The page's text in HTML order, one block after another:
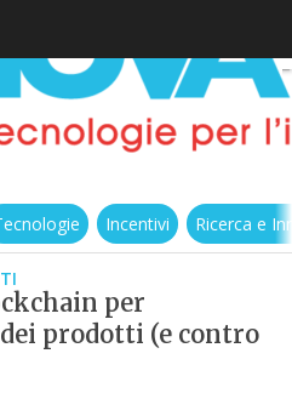
Incentivi Ricerca e
per
prodotti (e contro